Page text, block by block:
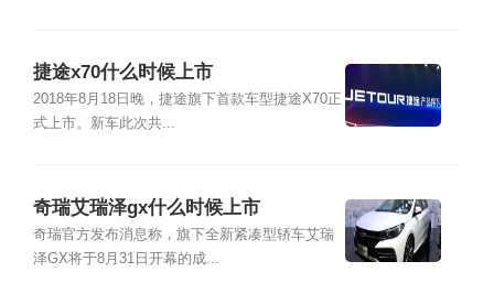
捷途x70什么时候上市
2018年8月18日晚，捷途旗下首款车型捷途X70正
式上市。新车此次共...
奇瑞艾瑞泽gx什么时候上市
奇瑞官方发布消息称，旗下全新紧凑型轿车艾瑞
泽GX将于8月31日开幕的成...